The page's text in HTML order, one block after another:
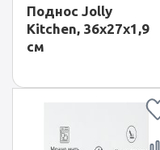
Поднос Jolly
Kitchen, 36x27x1,9
см